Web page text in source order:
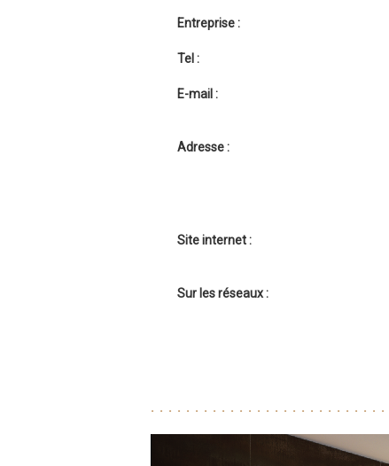
Entreprise :
Tel :
E-mail :
Adresse :
Site internet :
Sur les réseaux :